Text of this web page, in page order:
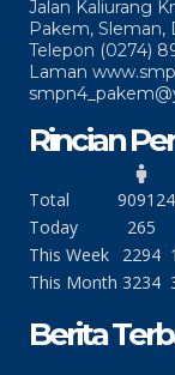
Jalan Kaliurang
Pakem, Sleman,
Telepon (0274)
Laman
Rincian
Total 90912
Today
265
This Week
2294
This Month 3234
Berita